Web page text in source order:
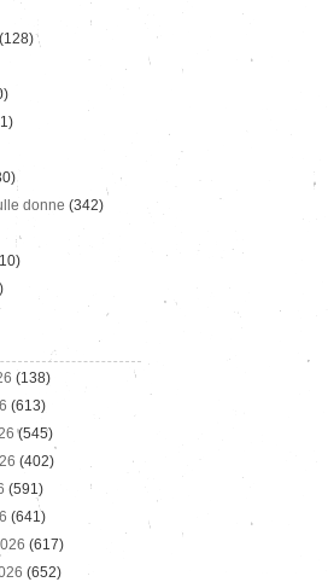
(128)
donne (342)
(138)
(613)
(545)
(402)
(591)
(641)
(617)
(652)